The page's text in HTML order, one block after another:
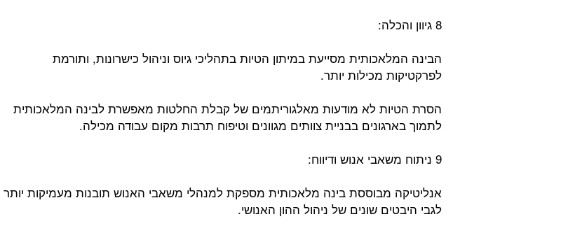
8 גיוון והכלה:
הבינה המלאכותית מסייעת במיתון הטיות בתהליכי גיוס וניהול כישרונות, ותורמת
לפרקטיקות מכילות יותר.
הסרת הטיות לא מודעות מאלגוריתמים של קבלת החלטות מאפשרת לבינה המלאכותית
לתמוך בארגונים בבניית צוותים מגוונים וטיפוח תרבות מקום עבודה מכילה.
9 ניתוח משאבי אנוש ודיווח:
אנליטיקה מבוססת בינה מלאכותית מספקת למנהלי משאבי האנוש תובנות מעמיקות יותר
לגבי היבטים שונים של ניהול ההון האנושי.